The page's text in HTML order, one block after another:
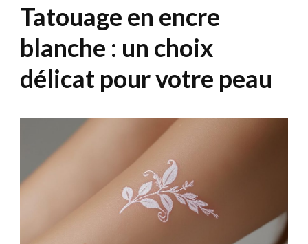
Tatouage en encre
blanche : un choix
délicat pour votre peau